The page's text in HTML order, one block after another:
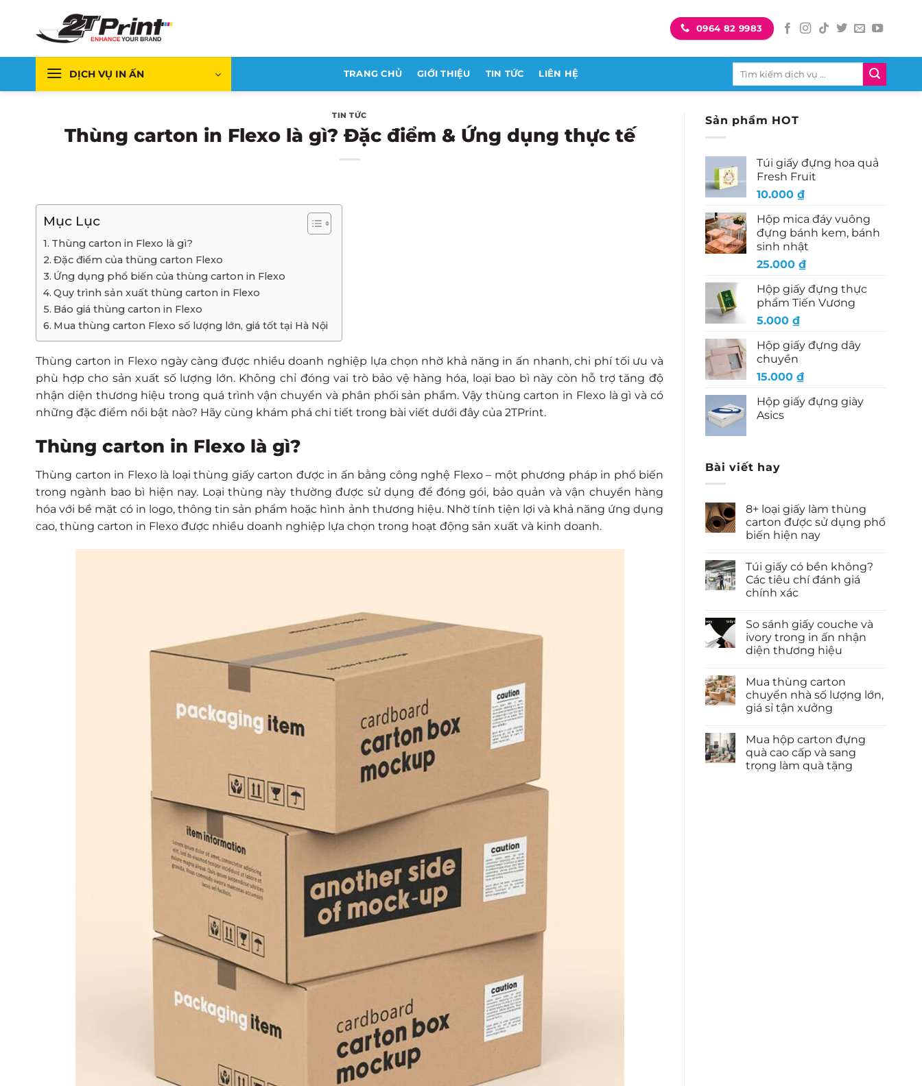
dung
0964 82 9983
DỊCH VỤ IN ẤN TRANG CHỦ GIỚI THIỆU TIN TỨC LIÊN HỆ
Tìm
TIN TỨC
Thùng carton in Flexo là gì? Đặc điểm & Ứng dụng thực tế
Mục Lục
Thùng carton in Flexo là gì?
Đặc điểm của thùng carton Flexo
Ứng dụng phổ biến của thùng carton in Flexo
Quy trình sản xuất thùng carton in Flexo
Báo giá thùng carton in Flexo
Mua thùng carton Flexo số lượng lớn, giá tốt tại Hà Nội
Thùng carton in Flexo ngày càng được nhiều doanh nghiệp lựa chọn nhờ khả năng in ấn nhanh, chi phí tối ưu và
phù hợp cho sản xuất số lượng lớn. Không chỉ đóng vai trò bảo vệ hàng hóa, loại bao bì này còn hỗ trợ tăng độ
nhận diện thương hiệu trong quá trình vận chuyển và phân phối sản phẩm. Vậy thùng carton in Flexo là gì và có
những đặc điểm nổi bật nào? Hãy cùng khám phá chi tiết trong bài viết dưới đây của 2TPrint.
Thùng carton in Flexo là gì?
Thùng carton in Flexo là loại thùng giấy carton được in ấn bằng công nghệ Flexo – một phương pháp in phổ biến
trong ngành bao bì hiện nay. Loại thùng này thường được sử dụng để đóng gói, bảo quản và vận chuyển hàng
hóa với bề mặt có in logo, thông tin sản phẩm hoặc hình ảnh thương hiệu. Nhờ tính tiện lợi và khả năng ứng dụng
cao, thùng carton in Flexo được nhiều doanh nghiệp lựa chọn trong hoạt động sản xuất và kinh doanh.
Sản phẩm HOT
Túi giấy đựng hoa quả
Fresh Fruit
10.000 ₫
Hộp mica đáy vuông
đựng bánh kem, bánh
sinh nhật
25.000 ₫
Hộp giấy đựng thực
phẩm Tiến Vương
5.000 ₫
Hộp giấy đựng dây
chuyền
15.000 ₫
Hộp giấy đựng giày
Asics
Bài viết hay
8+ loại giấy làm thùng
carton được sử dụng phổ
biến hiện nay
Túi giấy có bền không?
Các tiêu chí đánh giá
chính xác
So sánh giấy couche và
ivory trong in ấn nhận
diện thương hiệu
Mua thùng carton
chuyển nhà số lượng lớn,
giá sỉ tận xưởng
Mua hộp carton đựng
quà cao cấp và sang
trọng làm quà tặng